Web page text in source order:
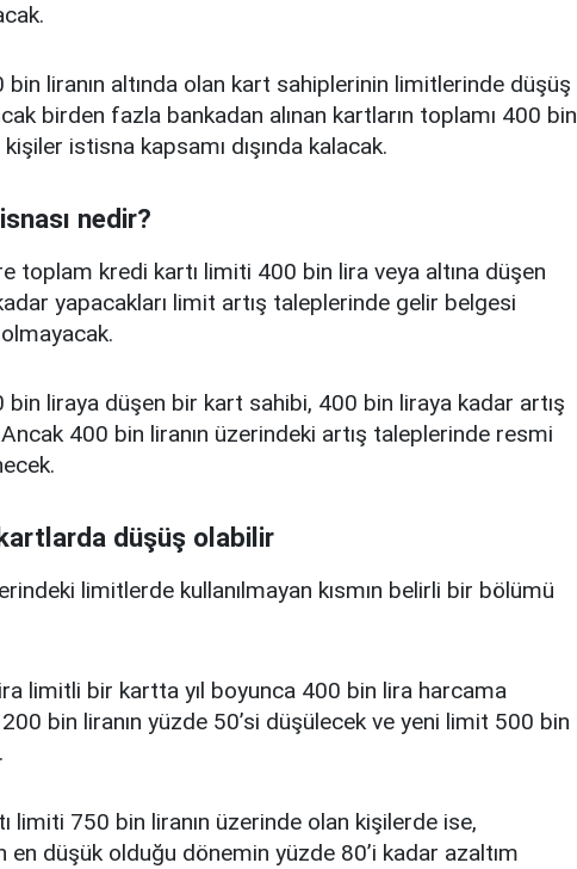
liranın altında olan kart sahiplerinin limitlerinde düşüş
birden fazla bankadan alınan kartların toplamı 400 bin
kişiler istisna kapsamı dışında kalacak.
nedir?
toplam kredi kartı limiti 400 bin lira veya altına düşen
yapacakları limit artış taleplerinde gelir belgesi
liraya düşen bir kart sahibi, 400 bin liraya kadar artış
400 bin liranın üzerindeki artış taleplerinde resmi
düşüş olabilir
limitlerde kullanılmayan kısmın belirli bir bölümü
limitli bir kartta yıl boyunca 400 bin lira harcama
200 bin liranın yüzde 50’si düşülecek ve yeni limit 500 bin
limiti 750 bin liranın üzerinde olan kişilerde ise,
en düşük olduğu dönemin yüzde 80’i kadar azaltım